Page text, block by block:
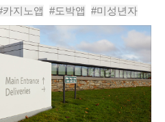
령 확인 절차를 마련하지 않아
쉽게 접..
카지노앱 #도박앱 #미성년자
룰렛